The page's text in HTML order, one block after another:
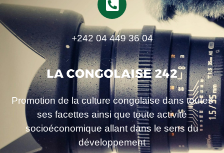
+242 04 449 36 04
Promotion de la culture congolaise dans toutes
ses facettes ainsi que toute activité
socioéconomique allant dans le sens du
développement